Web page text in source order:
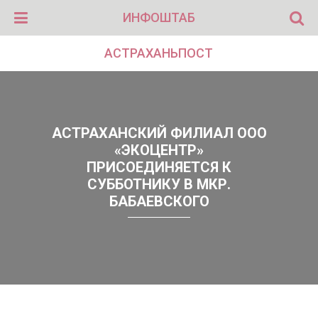
ИНФОШТАБ
АСТРАХАНЬПОСТ
АСТРАХАНСКИЙ ФИЛИАЛ ООО
«ЭКОЦЕНТР»
ПРИСОЕДИНЯЕТСЯ К
СУББОТНИКУ В МКР.
БАБАЕВСКОГО